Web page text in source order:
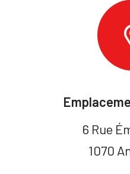
6 Rue
1070